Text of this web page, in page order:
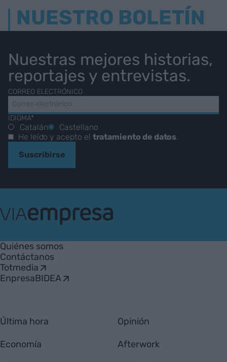
NUESTRO BOLETÍN
Nuestras mejores historias,
reportajes y entrevistas.
CORREO ELECTRÓNICO
IDIOMA*
Catalán
Castellano
He leído y acepto el tratamiento de datos.
Suscribirse
Empresa
Quiénes somos
Contáctanos
Totmedia
EnpresaBIDEA
Última hora
Economía
Opinión
Afterwork